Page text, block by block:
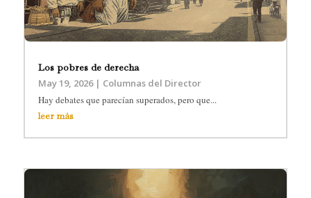
Los pobres de derecha
May 19, 2026| Columnas del Director
Hay debates que parecían superados, pero que...
leer más